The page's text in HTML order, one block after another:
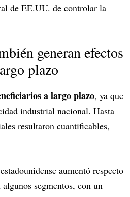
de EE.UU. de controlar la
generan efectos
plazo
a largo plazo, ya que
industrial nacional. Hasta
resultaron cuantificables,
aumentó respecto
segmentos, con un